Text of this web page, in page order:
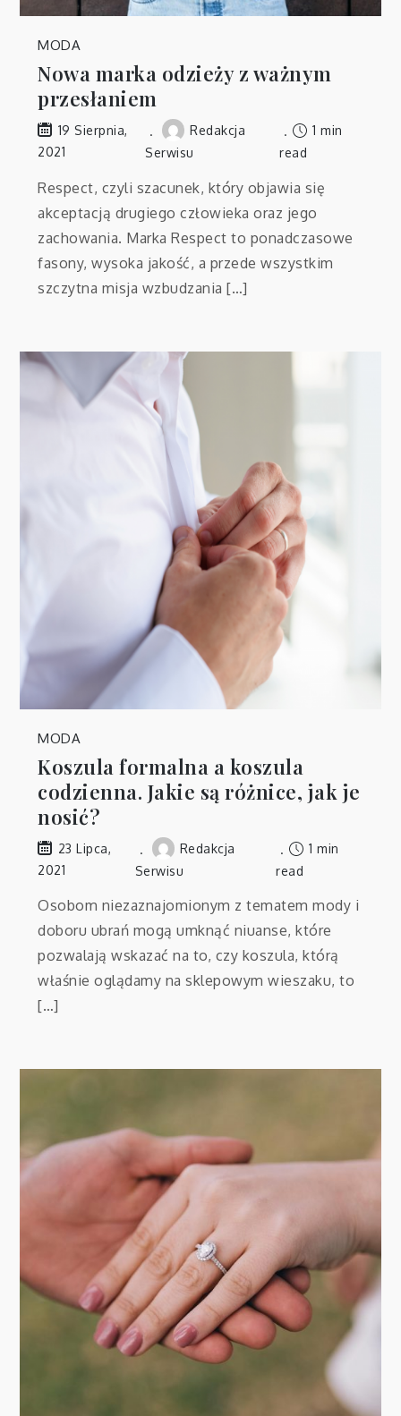
MODA
Nowa marka odzieży z ważnym
przesłaniem
19 Sierpnia,
2021
Redakcja
Serwisu
1 min
read
Respect, czyli szacunek, który objawia się
akceptacją drugiego człowieka oraz jego
zachowania. Marka Respect to ponadczasowe
fasony, wysoka jakość, a przede wszystkim
szczytna misja wzbudzania […]
MODA
Koszula formalna a koszula
codzienna. Jakie są różnice, jak je
nosić?
23 Lipca,
2021
Redakcja
Serwisu
1 min
read
Osobom niezaznajomionym z tematem mody i
doboru ubrań mogą umknąć niuanse, które
pozwalają wskazać na to, czy koszula, którą
właśnie oglądamy na sklepowym wieszaku, to
[…]